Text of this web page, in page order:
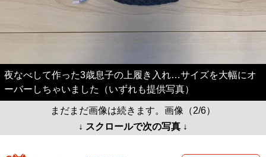
夜なべして作った3歳息子の上履き入れ…サイズを大幅にオ
ーバーしちゃいました（いずれも提供写真）
まだまだ画像は続きます。画像（2/6）
↓ スクロールで次の写真 ↓